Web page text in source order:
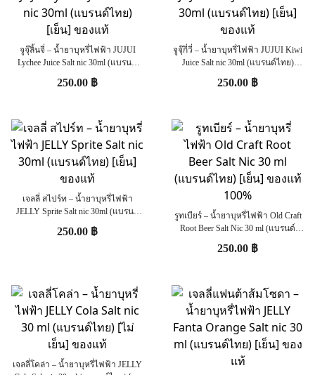
จูจุ๊ลิ้นจี่ – น้ำยาบุหรี่ไฟฟ้า JUJUI
Lychee Juice Salt nic 30ml (แบรนด์
250.00 ฿
จูจุ๊กี่วี่ – น้ำยาบุหรี่ไฟฟ้า JUJUI Kiwi
Juice Salt nic 30ml (แบรนด์ไทย)
250.00 ฿
เจลลี่ สไปร์ท – น้ำยาบุหรี่ไฟฟ้า
JELLY Sprite Salt nic 30ml (แบรนด์
250.00 ฿
รูทเบียร์ – น้ำยาบุหรี่ไฟฟ้า Old Craft
Root Beer Salt Nic 30 ml (แบรนด์
250.00 ฿
เจลลี่โคล่า – น้ำยาบุหรี่ไฟฟ้า JELLY